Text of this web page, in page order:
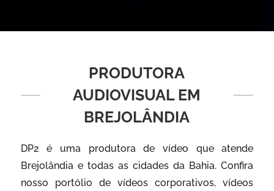
PRODUTORA
AUDIOVISUAL EM
BREJOLÂNDIA
DP2 é uma produtora de vídeo que atende
Brejolândia e todas as cidades da Bahia. Confira
nosso portólio de vídeos corporativos, vídeos